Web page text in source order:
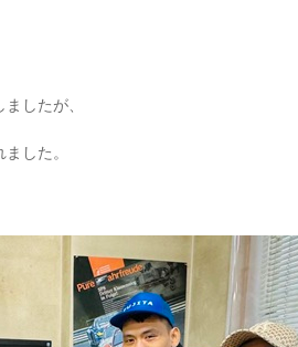
したが、
した。